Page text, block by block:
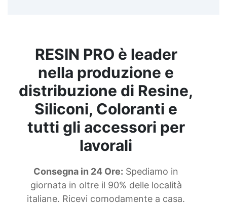
RESIN PRO è leader
nella produzione e
distribuzione di Resine,
Siliconi, Coloranti e
tutti gli accessori per
lavorali
Consegna in 24 Ore: Spediamo in
giornata in oltre il 90% delle località
italiane. Ricevi comodamente a casa.